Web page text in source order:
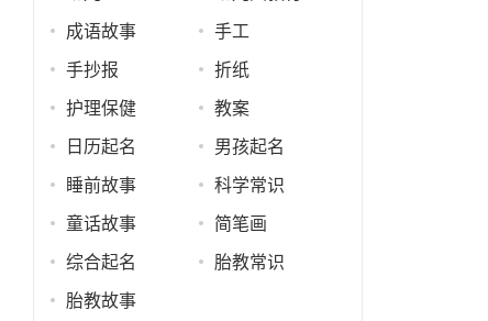
成语故事 手工
手抄报 折纸
护理保健 教案
日历起名 男孩起名
睡前故事 科学常识
童话故事 简笔画
综合起名 胎教常识
胎教故事